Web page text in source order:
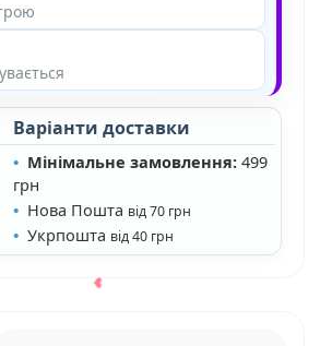
Варіанти доставки
Мінімальне замовлення:499
грн
Нова Пошта від 70 грн
Укрпошта від 40 грн